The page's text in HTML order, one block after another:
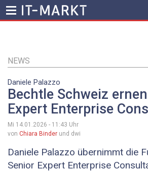
Inhalt
NEWS
Daniele Palazzo
Bechtle Schweiz
Expert Enterprise
Mi 14.01.2026 - 11:43 Uhr
von Chiara Binder und dwi
Daniele Palazzo übernimmt die
Senior Expert Enterprise